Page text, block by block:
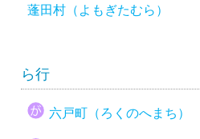
蓬田村（よもぎたむら）
ら行
六戸町（ろくのへまち）